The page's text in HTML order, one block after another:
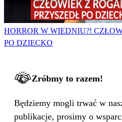
HORROR W WIEDNIU?!
PO DZIECKO
Zróbmy to razem!
Będziemy mogli trwać w
publikacje, prosimy o